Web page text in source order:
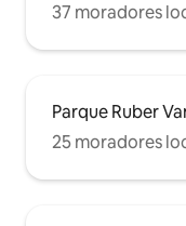
37 moradores
Parque Ruber
25 moradores